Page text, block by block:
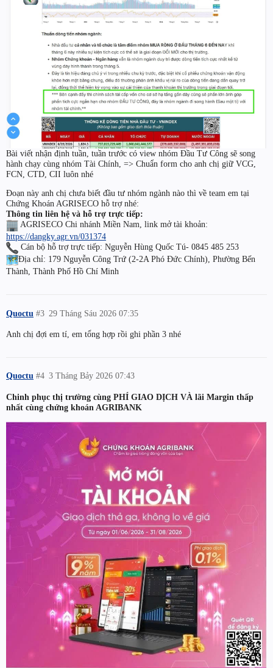
Bài viết nhận định tuần, tuần trước có view nhóm Đầu Tư Công sẽ song
hành chạy cùng nhóm Tài Chính, => Chuẩn form cho anh chị giữ VCG,
FCN, CTD, CII luôn nhé
Đoạn này anh chị chưa biết đầu tư nhóm ngành nào thì về team em tại
Chứng Khoán AGRISECO hỗ trợ nhé:
Thông tin liên hệ và hỗ trợ trực tiếp:
AGRISECO Chi nhánh Miền Nam, link mở tài khoản:
https://dangky.agr.vn/031374
Cán bộ hỗ trợ trực tiếp: Nguyễn Hùng Quốc Tú- 0845 485 253
Địa chỉ: 179 Nguyễn Công Trứ (2-2A Phó Đức Chính), Phường Bến
Thành, Thành Phố Hồ Chí Minh
Quoctu 29 Tháng Sáu 2026 07:35
#3
Anh chị đợi em tí, em tổng hợp rồi ghi phần 3 nhé
Quoctu 3 Tháng Bảy 2026 07:43
#4
Chinh phục thị trường cùng PHÍ GIAO DỊCH VÀ lãi Margin thấp
nhất cùng chứng khoán AGRIBANK